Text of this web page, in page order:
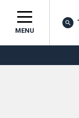
MENU